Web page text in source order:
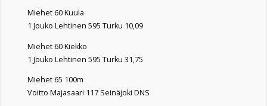
Miehet 60 Kuula
1 Jouko Lehtinen 595 Turku 10,09
Miehet 60 Kiekko
1 Jouko Lehtinen 595 Turku 31,75
Miehet 65 100m
Voitto Majasaari 117 Seinäjoki DNS